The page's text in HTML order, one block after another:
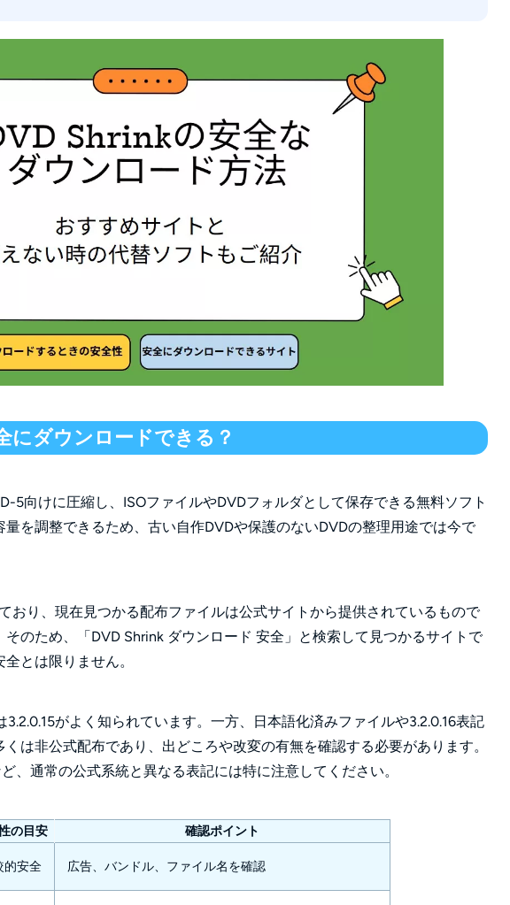
本物ですか？
本語化パッチは安全ですか？
合は？
ドが不安な場合はどうすればいいですか？
にダウンロードできる？
5向けに圧縮し、ISOファイルやDVDフォルダとして保存できる無料ソフト
を調整できるため、古い自作DVDや保護のないDVDの整理用途では今で
おり、現在見つかる配布ファイルは公式サイトから提供されているもので
のため、「DVD Shrink ダウンロード 安全」と検索して見つかるサイトで
とは限りません。
がよく知られています。一方、日本語化済みファイルや3.2.0.16表記
は非公式配布であり、出どころや改変の有無を確認する必要があります。
、通常の公式系統と異なる表記には特に注意してください。
の目安 確認ポイント
的安全 広告、バンドル、ファイル名を確認